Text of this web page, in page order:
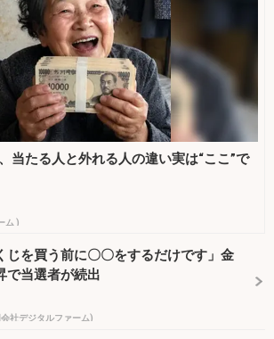
当たる人と外れる人の違い実は“ここ”で
ム )
じを買う前に〇〇をするだけです」金
で当選者が続出
社デジタルファーム)